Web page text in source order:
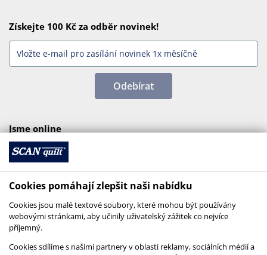
Získejte 100 Kč za odběr novinek!
Odebírat
Jsme online
Cookies pomáhají zlepšit naši nabídku
Cookies jsou malé textové soubory, které mohou být používány
webovými stránkami, aby učinily uživatelský zážitek co nejvíce
příjemný.
Cookies sdílíme s našimi partnery v oblasti reklamy, sociálních médií a